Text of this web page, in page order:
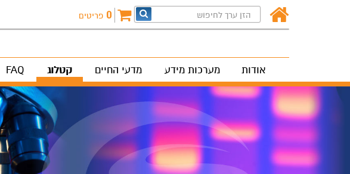
0 פריטים
אודות מערכות מידע מדעי החיים קטלוג FAQ